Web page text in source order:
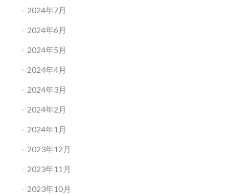
2024年7月
2024年6月
2024年5月
2024年4月
2024年3月
2024年2月
2024年1月
2023年12月
2023年11月
2023年10月